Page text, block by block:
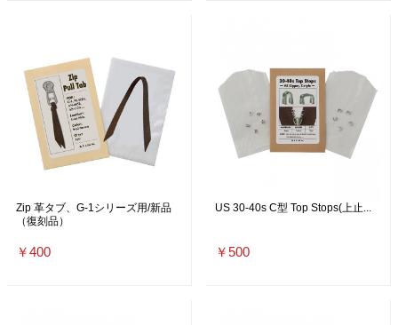
Zip 革タブ、G-1シリーズ用/新品
（復刻品）
￥400
US 30-40s C型 Top Stops(上止...
￥500